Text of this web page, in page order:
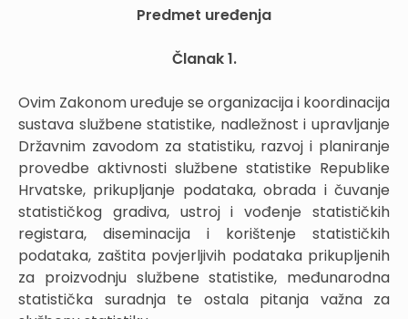
Predmet uređenja
Članak 1.
Ovim Zakonom uređuje se organizacija i koordinacija
sustava službene statistike, nadležnost i upravljanje
Državnim zavodom za statistiku, razvoj i planiranje
provedbe aktivnosti službene statistike Republike
Hrvatske, prikupljanje podataka, obrada i čuvanje
statističkog gradiva, ustroj i vođenje statističkih
registara, diseminacija i korištenje statističkih
podataka, zaštita povjerljivih podataka prikupljenih
za proizvodnju službene statistike, međunarodna
statistička suradnja te ostala pitanja važna za